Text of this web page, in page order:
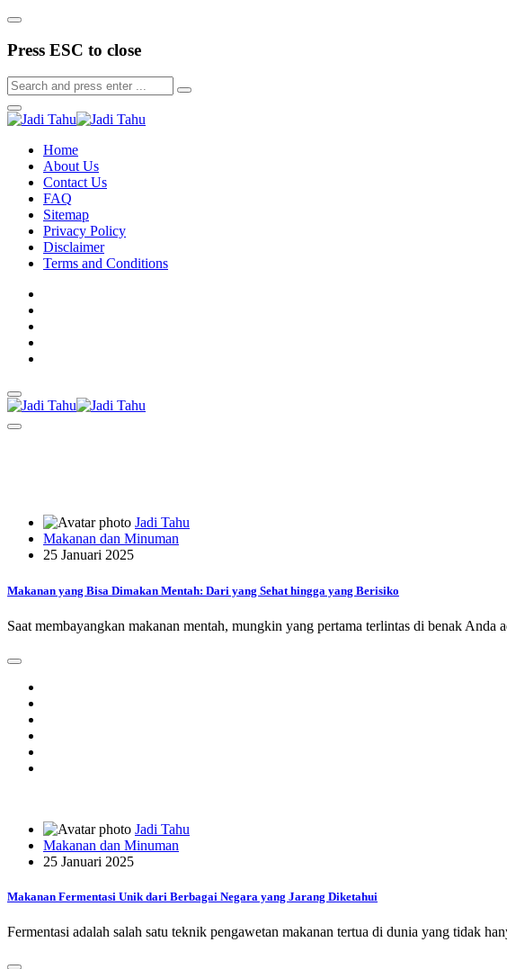
Press ESC to close
Home
About Us
Contact Us
FAQ
Sitemap
Privacy Policy
Disclaimer
Terms and Conditions
Jadi Tahu
Makanan dan Minuman
25 Januari 2025
Makanan yang Bisa Dimakan Mentah: Dari yang Sehat hingga yang Berisiko
Saat membayangkan makanan mentah, mungkin yang pertama terlintas di benak Anda
Jadi Tahu
Makanan dan Minuman
25 Januari 2025
Makanan Fermentasi Unik dari Berbagai Negara yang Jarang Diketahui
Fermentasi adalah salah satu teknik pengawetan makanan tertua di dunia yang tidak